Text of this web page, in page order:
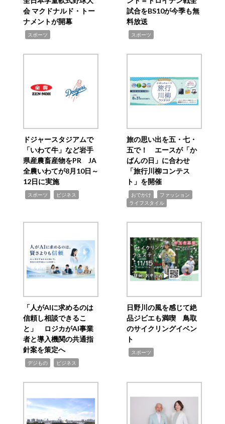
会 マクドナルド・トー
ナメントが開幕
スポーツ
試合をBS10が今季も無
料放送
スポーツ
ドジャースタジアムで
「いわて牛」など岩手
県産農畜産物をPR JA
全農いわてが8月10日～
12日に実施
スポーツ ビジネス
旅の思い出を五・七・
五で！ エースが「か
ばんの日」に合わせ
「旅行川柳コンテス
ト」を開催
おでかけ ファッション
ライフスタイル
「人がAIに求めるのは
信頼し相談できるこ
と」 ロジカがAI事業
者と導入機関の共通指
針案を策定へ
デジもの ビジネス
日野川の風を感じて絶
品ジビエも満喫 鳥取
のサイクリングイベン
ト
スポーツ